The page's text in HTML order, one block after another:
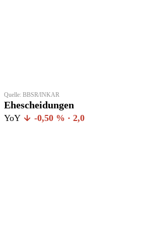
Quelle: BBSR/INKAR
Ehescheidungen
YoY -0,50 % · 2,0